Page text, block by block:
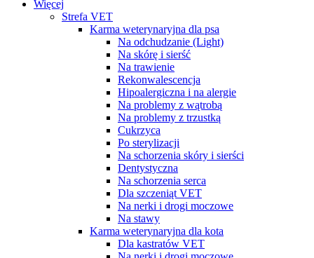
Więcej
Strefa VET
Karma weterynaryjna dla psa
Na odchudzanie (Light)
Na skórę i sierść
Na trawienie
Rekonwalescencja
Hipoalergiczna i na alergie
Na problemy z wątrobą
Na problemy z trzustką
Cukrzyca
Po sterylizacji
Na schorzenia skóry i sierści
Dentystyczna
Na schorzenia serca
Dla szczeniąt VET
Na nerki i drogi moczowe
Na stawy
Karma weterynaryjna dla kota
Dla kastratów VET